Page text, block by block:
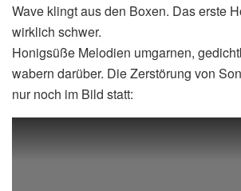
Wave klingt aus den Boxen. Das erste
wirklich schwer.
Honigsüße Melodien umgarnen,
wabern darüber. Die Zerstörung von
nur noch im Bild statt: